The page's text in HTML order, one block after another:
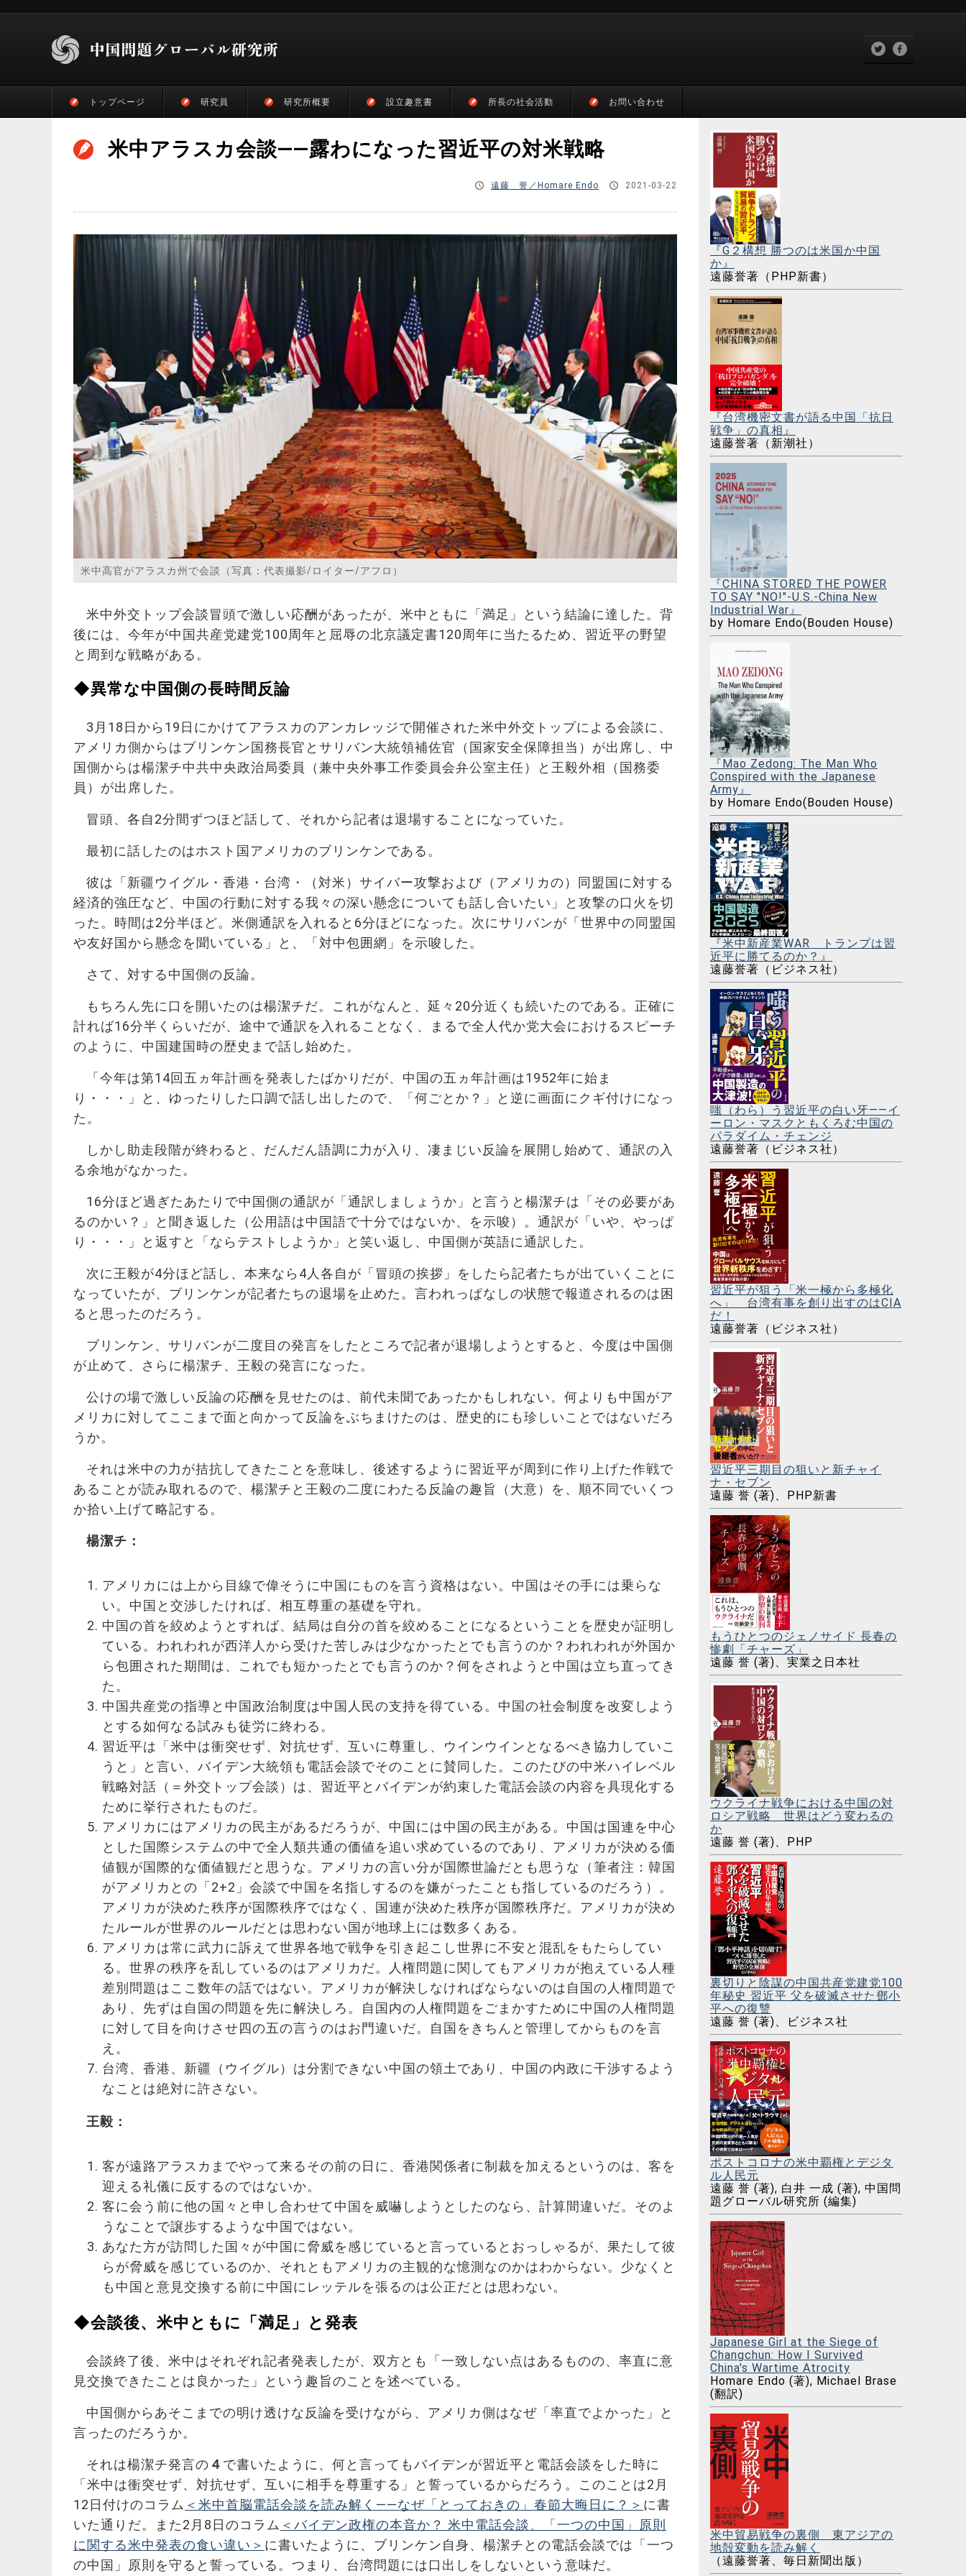
トップページ 研究員 研究所概要 設立趣意書 所長の社会活動 お問い合わせ
米中アラスカ会談――露わになった習近平の対米戦略
遠藤 誉／Homare Endo 2021-03-22
米中高官がアラスカ州で会談（写真：代表撮影/ロイター/アフロ）
米中外交トップ会談冒頭で激しい応酬があったが、米中ともに「満足」という結論に達した。背
後には、今年が中国共産党建党100周年と屈辱の北京議定書120周年に当たるため、習近平の野望
と周到な戦略がある。
◆異常な中国側の長時間反論
3月18日から19日にかけてアラスカのアンカレッジで開催された米中外交トップによる会談に、
アメリカ側からはブリンケン国務長官とサリバン大統領補佐官（国家安全保障担当）が出席し、中
国側からは楊潔チ中共中央政治局委員（兼中央外事工作委員会弁公室主任）と王毅外相（国務委
員）が出席した。
冒頭、各自2分間ずつほど話して、それから記者は退場することになっていた。
最初に話したのはホスト国アメリカのブリンケンである。
彼は「新疆ウイグル・香港・台湾・（対米）サイバー攻撃および（アメリカの）同盟国に対する
経済的強圧など、中国の行動に対する我々の深い懸念についても話し合いたい」と攻撃の口火を切
った。時間は2分半ほど。米側通訳を入れると6分ほどになった。次にサリバンが「世界中の同盟国
や友好国から懸念を聞いている」と、「対中包囲網」を示唆した。
さて、対する中国側の反論。
もちろん先に口を開いたのは楊潔チだ。これがなんと、延々20分近くも続いたのである。正確に
計れば16分半くらいだが、途中で通訳を入れることなく、まるで全人代か党大会におけるスピーチ
のように、中国建国時の歴史まで話し始めた。
「今年は第14回五ヵ年計画を発表したばかりだが、中国の五ヵ年計画は1952年に始ま
り・・・」と、ゆったりした口調で話し出したので、「何ごとか？」と逆に画面にクギ付けになっ
た。
しかし助走段階が終わると、だんだん語調に力が入り、凄まじい反論を展開し始めて、通訳の入
る余地がなかった。
16分ほど過ぎたあたりで中国側の通訳が「通訳しましょうか」と言うと楊潔チは「その必要があ
るのかい？」と聞き返した（公用語は中国語で十分ではないか、を示唆）。通訳が「いや、やっぱ
り・・・」と返すと「ならテストしようか」と笑い返し、中国側が英語に通訳した。
次に王毅が4分ほど話し、本来なら4人各自が「冒頭の挨拶」をしたら記者たちが出ていくことに
なっていたが、ブリンケンが記者たちの退場を止めた。言われっぱなしの状態で報道されるのは困
ると思ったのだろう。
ブリンケン、サリバンが二度目の発言をしたところで記者が退場しようとすると、今度は中国側
が止めて、さらに楊潔チ、王毅の発言になった。
公けの場で激しい反論の応酬を見せたのは、前代未聞であったかもしれない。何よりも中国がア
メリカに対してここまで面と向かって反論をぶちまけたのは、歴史的にも珍しいことではないだろ
うか。
それは米中の力が拮抗してきたことを意味し、後述するように習近平が周到に作り上げた作戦で
あることが読み取れるので、楊潔チと王毅の二度にわたる反論の趣旨（大意）を、順不同でいくつ
か拾い上げて略記する。
楊潔チ：
アメリカには上から目線で偉そうに中国にものを言う資格はない。中国はその手には乗らな
い。中国と交渉したければ、相互尊重の基礎を守れ。
中国の首を絞めようとすれば、結局は自分の首を絞めることになるということを歴史が証明し
ている。われわれが西洋人から受けた苦しみは少なかったとでも言うのか？われわれが外国か
ら包囲された期間は、これでも短かったとでも言うのか？何をされようと中国は立ち直ってき
た。
中国共産党の指導と中国政治制度は中国人民の支持を得ている。中国の社会制度を改変しよう
とする如何なる試みも徒労に終わる。
習近平は「米中は衝突せず、対抗せず、互いに尊重し、ウインウインとなるべき協力していこ
うと」と言い、バイデン大統領も電話会談でそのことに賛同した。このたびの中米ハイレベル
戦略対話（＝外交トップ会談）は、習近平とバイデンが約束した電話会談の内容を具現化する
ために挙行されたものだ。
アメリカにはアメリカの民主があるだろうが、中国には中国の民主がある。中国は国連を中心
とした国際システムの中で全人類共通の価値を追い求めているのであり、アメリカが決める価
値観が国際的な価値観だと思うな。アメリカの言い分が国際世論だとも思うな（筆者注：韓国
がアメリカとの「2+2」会談で中国を名指しするのを嫌がったことも指しているのだろう）。
アメリカが決めた秩序が国際秩序ではなく、国連が決めた秩序が国際秩序だ。アメリカが決め
たルールが世界のルールだとは思わない国が地球上には数多くある。
アメリカは常に武力に訴えて世界各地で戦争を引き起こし世界に不安と混乱をもたらしてい
る。世界の秩序を乱しているのはアメリカだ。人権問題に関してもアメリカが抱えている人種
差別問題はここ数年の話ではない。アメリカが解決しなければならないのは自国の人権問題で
あり、先ずは自国の問題を先に解決しろ。自国内の人権問題をごまかすために中国の人権問題
に対して目を向けさせ四の五の言うのはお門違いだ。自国をきちんと管理してからものを言
え。
台湾、香港、新疆（ウイグル）は分割できない中国の領土であり、中国の内政に干渉するよう
なことは絶対に許さない。
王毅：
客が遠路アラスカまでやって来るその前の日に、香港関係者に制裁を加えるというのは、客を
迎える礼儀に反するのではないか。
客に会う前に他の国々と申し合わせて中国を威嚇しようとしたのなら、計算間違いだ。そのよ
うなことで譲歩するような中国ではない。
あなた方が訪問した国々が中国に脅威を感じていると言っているとおっしゃるが、果たして彼
らが脅威を感じているのか、それともアメリカの主観的な憶測なのかはわからない。少なくと
も中国と意見交換する前に中国にレッテルを張るのは公正だとは思わない。
◆会談後、米中ともに「満足」と発表
会談終了後、米中はそれぞれ記者発表したが、双方とも「一致しない点はあるものの、率直に意
見交換できたことは良かった」という趣旨のことを述べている。
中国側からあそこまでの明け透けな反論を受けながら、アメリカ側はなぜ「率直でよかった」と
言ったのだろうか。
それは楊潔チ発言の ４ で書いたように、何と言ってもバイデンが習近平と電話会談をした時に
「米中は衝突せず、対抗せず、互いに相手を尊重する」と誓っているからだろう。このことは2月
12日付けのコラム ＜米中首脳電話会談を読み解く――なぜ「とっておきの」春節大晦日に？＞ に書
いた通りだ。また2月8日のコラム ＜バイデン政権の本音か？ 米中電話会談、「一つの中国」原則
に関する米中発表の食い違い＞ に書いたように、ブリンケン自身、楊潔チとの電話会談では「一つ
の中国」原則を守ると誓っている。つまり、台湾問題には口出しをしないという意味だ。
『G２構想 勝つのは米国か中国
か』
遠藤誉著（PHP新書）
『台湾機密文書が語る中国「抗日
戦争」の真相』
遠藤誉著（新潮社）
『CHINA STORED THE POWER
TO SAY "NO!"-U.S.-China New
Industrial War』
by Homare Endo(Bouden House)
『Mao Zedong: The Man Who
Conspired with the Japanese
Army』
by Homare Endo(Bouden House)
『米中新産業WAR トランプは習
近平に勝てるのか？』
遠藤誉著（ビジネス社）
嗤（わら）う習近平の白い牙――イ
ーロン・マスクともくろむ中国の
パラダイム・チェンジ
遠藤誉著（ビジネス社）
習近平が狙う「米一極から多極化
へ」 台湾有事を創り出すのはCIA
だ！
遠藤誉著（ビジネス社）
習近平三期目の狙いと新チャイ
ナ・セブン
遠藤 誉 (著)、PHP新書
もうひとつのジェノサイド 長春の
惨劇「チャーズ」
遠藤 誉 (著)、実業之日本社
ウクライナ戦争における中国の対
ロシア戦略 世界はどう変わるの
か
遠藤 誉 (著)、PHP
裏切りと陰謀の中国共産党建党100
年秘史 習近平 父を破滅させた鄧小
平への復讐
遠藤 誉 (著)、ビジネス社
ポストコロナの米中覇権とデジタ
ル人民元
遠藤 誉 (著), 白井 一成 (著), 中国問
題グローバル研究所 (編集)
Japanese Girl at the Siege of
Changchun: How I Survived
China's Wartime Atrocity
Homare Endo (著), Michael Brase
(翻訳)
米中貿易戦争の裏側 東アジアの
地殻変動を読み解く
（遠藤誉著、毎日新聞出版）